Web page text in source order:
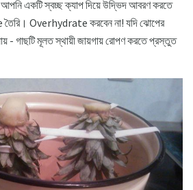
একটি স্বচ্ছ ক্যাপ দিয়ে উদ্ভিদ আবরণ করতে
Overhydrate করবেন না! যদি ঝোপের
- গাছটি মূলত স্থায়ী জায়গায় রোপণ করতে প্রস্তুত